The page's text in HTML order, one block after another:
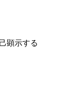
顕示する